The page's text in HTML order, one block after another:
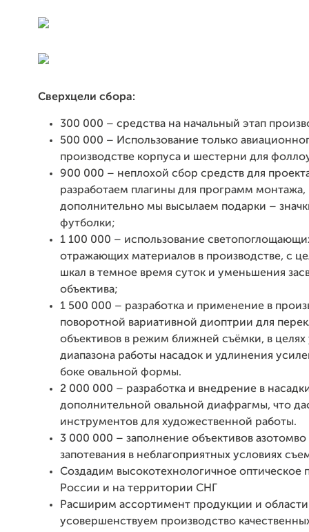
Сверхцели сбора:
300 000 – средства на начальный этап
500 000 – Использование только
производстве корпуса и шестерни для
900 000 – неплохой сбор средств для
разработаем плагины для программ монтажа,
дополнительно мы высылаем подарки –
футболки;
1 100 000 – использование
отражающих материалов в производстве, с
шкал в темное время суток и уменьшения
объектива;
1 500 000 – разработка и применение в
поворотной вариативной диоптрии для
объективов в режим ближней съёмки, в целях
диапазона работы насадок и удлинения
боке овальной формы.
2 000 000 – разработка и внедрение в
дополнительной овальной диафрагмы, что
инструментов для художественной работы.
3 000 000 – заполнение объективов
запотевания в неблагоприятных условиях
Создадим высокотехнологичное оптическое
России и на территории СНГ
Расширим ассортимент продукции и области
усовершенствуем производство